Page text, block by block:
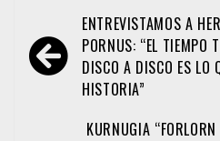
Navegación
de
entradas
ENTREVISTAMOS A
PORNUS: “EL TIEMPO
DISCO A DISCO ES LO
HISTORIA”
KURNUGIA